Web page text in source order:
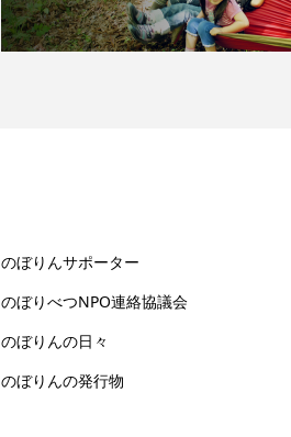
のぼりんサポーター
のぼりべつNPO連絡協議会
のぼりんの日々
のぼりんの発行物